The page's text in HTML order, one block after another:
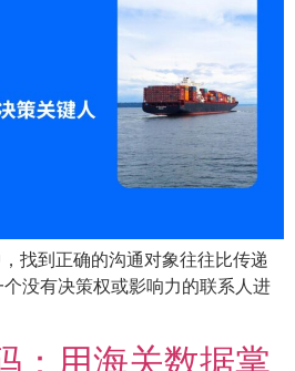
找到正确的沟通对象往往比传递
没有决策权或影响力的联系人进
：用海关数据掌